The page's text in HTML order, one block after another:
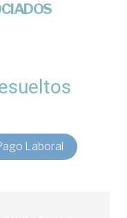
Laboral